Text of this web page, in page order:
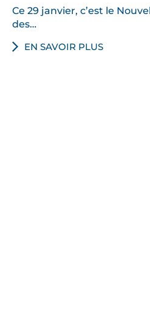
Ce 29 janvier, c’est le
des…
EN SAVOIR PLUS